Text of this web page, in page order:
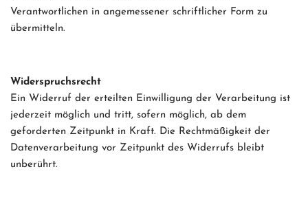
Verantwortlichen in angemessener schriftlicher Form zu
übermitteln.
Widerspruchsrecht
Ein Widerruf der erteilten Einwilligung der Verarbeitung ist
jederzeit möglich und tritt, sofern möglich, ab dem
geforderten Zeitpunkt in Kraft. Die Rechtmäßigkeit der
Datenverarbeitung vor Zeitpunkt des Widerrufs bleibt
unberührt.